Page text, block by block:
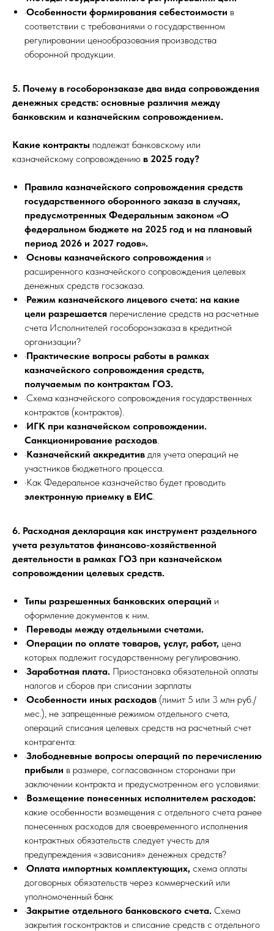
·Особенности формирования себестоимости в
соответствии с требованиями о государственном
регулировании ценообразования производства
оборонной продукции.
5. Почему в гособоронзаказе два вида сопровождения
денежных средств: основные различия между
банковским и казначейским сопровождением.
Какие контракты подлежат банковскому или
казначейскому сопровождению в 2025 году?
Правила казначейского сопровождения средств
государственного оборонного заказа в случаях,
предусмотренных Федеральным законом «О
федеральном бюджете на 2025 год и на плановый
период 2026 и 2027 годов».
·Основы казначейского сопровождения и
расширенного казначейского сопровождения целевых
денежных средств госзаказа.
·Режим казначейского лицевого счета: на какие
цели разрешается перечисление средств на расчетные
счета Исполнителей гособоронзаказа в кредитной
организации?
·Практические вопросы работы в рамках
казначейского сопровождения средств,
получаемым по контрактам ГОЗ.
·Схема казначейского сопровождения государственных
контрактов (контрактов).
·ИГК при казначейском сопровождении.
Санкционирование расходов.
·Казначейский аккредитив для учета операций не
участников бюджетного процесса.
·Как Федеральное казначейство будет проводить
электронную приемку в ЕИС.
6. Расходная декларация как инструмент раздельного
учета результатов финансово-хозяйственной
деятельности в рамках ГОЗ при казначейском
сопровождении целевых средств.
Типы разрешенных банковских операций и
оформление документов к ним.
·Переводы между отдельными счетами.
·Операции по оплате товаров, услуг, работ, цена
которых подлежит государственному регулированию.
·Заработная плата. Приостановка обязательной оплаты
налогов и сборов при списании зарплаты
·Особенности иных расходов (лимит 5 или 3 млн руб./
мес.), не запрещенные режимом отдельного счета,
операций списания целевых средств на расчетный счет
контрагента:
·Злободневные вопросы операций по перечислению
прибыли в размере, согласованном сторонами при
заключении контракта и предусмотренном его условиями:
·Возмещение понесенных исполнителем расходов:
какие особенности возмещения с отдельного счета ранее
понесенных расходов для своевременного исполнения
контрактных обязательств следует учесть для
предупреждения «зависания» денежных средств?
·Оплата импортных комплектующих, схема оплаты
договорных обязательств через коммерческий или
уполномоченный банк
·Закрытие отдельного банковского счета. Схема
закрытия госконтрактов и списание средств с отдельного